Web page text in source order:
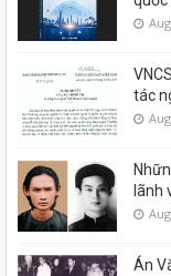
tác
lãnh
Án